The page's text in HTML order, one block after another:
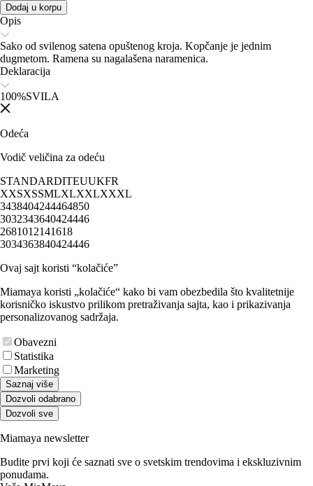
Dodaj u korpu
Opis
Sako od svilenog satena opuštenog kroja. Kopčanje je jednim
dugmetom. Ramena su nagalašena naramenica.
Deklaracija
100%SVILA
Odeća
Vodič veličina za odeću
STANDARDITEUUKFR
XXSXSSMLXLXXLXXXL
3438404244464850
3032343640424446
2681012141618
3034363840424446
Ovaj sajt koristi “kolačiće”
Miamaya koristi „kolačiće“ kako bi vam obezbedila što kvalitetnije
korisničko iskustvo prilikom pretraživanja sajta, kao i prikazivanja
personalizovanog sadržaja.
Obavezni
Statistika
Marketing
Saznaj više
Dozvoli odabrano
Dozvoli sve
Miamaya newsletter
Budite prvi koji će saznati sve o svetskim trendovima i ekskluzivnim
ponudama.